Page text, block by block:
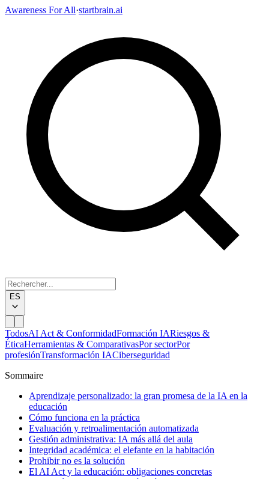
Awareness For All·startbrain.ai
ES
TodosAI Act & ConformidadFormación IARiesgos &
ÉticaHerramientas & ComparativasPor sectorPor
profesiónTransformación IACiberseguridad
Sommaire
Aprendizaje personalizado: la gran promesa de la IA en la
educación
Cómo funciona en la práctica
Evaluación y retroalimentación automatizada
Gestión administrativa: IA más allá del aula
Integridad académica: el elefante en la habitación
Prohibir no es la solución
El AI Act y la educación: obligaciones concretas